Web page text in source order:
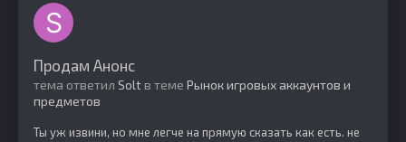
Продам Анонс
тема ответил Soltв теме Рынок игровых аккаунтов и
предметов
Ты уж извини, но мне легче на прямую сказать как есть. не